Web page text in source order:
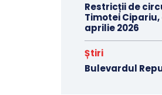
Restricții de
Timotei Cipariu,
aprilie 2026
Știri
Bulevardul